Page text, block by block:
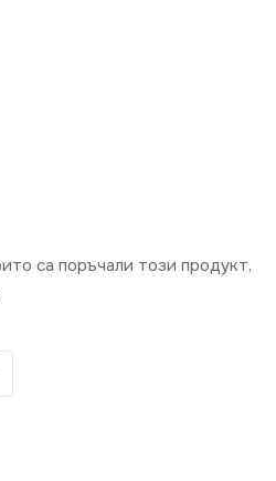
са поръчали този продукт,